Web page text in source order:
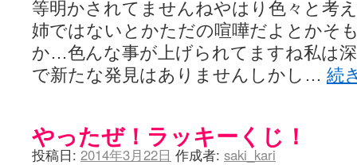
もれ日和 / 一ちゃんのフィギュアと聞いたので (08:30)
読んだらそのままトイレで流して / 【今週の末原ちゃん】咲-Saki-
世紀末麻雀ブログ-じゃんキチ！ / 【咲-saki-】穏乃の良さを俺が「あ
すばらな人生 / 全国編終了！ ところで、すばら先輩はどれくらい出
ハッちゃんの四喜和 - 咲-Saki- / 咲-Saki-全国編 第13話 最終回かぁ
電波天文学 - 咲-Saki- / BOOTH (15:19)
Powered by livedoor 相互RSS
等明かされてませんねやはり色々と考
姉ではないとかただの喧嘩だよとかそ
か…色んな事が上げられてますね私は
で新たな発見はありませんしかし… 続
やったぜ！ラッキーくじ！
投稿日: 2014年3月22日 作成者: saki_kari